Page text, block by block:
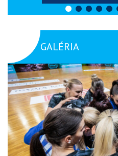
GALÉRIA